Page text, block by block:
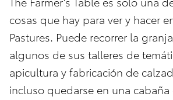
cosas que hay para ver y hacer
Pastures. Puede recorrer la
algunos de sus talleres de
apicultura y fabricación de
incluso quedarse en una